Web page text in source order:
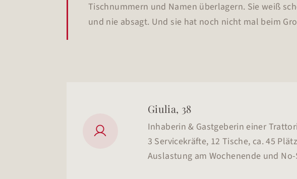
Tischnummern und Namen überlagern. Sie weiß
und nie absagt. Und sie hat noch nicht mal beim

Giulia, 38
Inhaberin & Gastgeberin einer
3 Servicekräfte, 12 Tische, ca. 45
Auslastung am Wochenende und